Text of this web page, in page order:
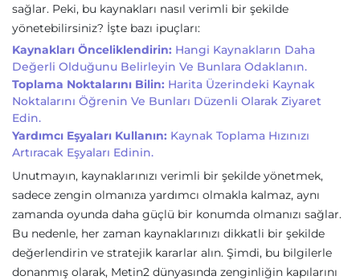
sağlar. Peki, bu kaynakları nasıl verimli bir şekilde
yönetebilirsiniz? İşte bazı ipuçları:
Kaynakları Önceliklendirin: Hangi Kaynakların Daha
Değerli Olduğunu Belirleyin Ve Bunlara Odaklanın.
Toplama Noktalarını Bilin: Harita Üzerindeki Kaynak
Noktalarını Öğrenin Ve Bunları Düzenli Olarak Ziyaret
Edin.
Yardımcı Eşyaları Kullanın: Kaynak Toplama Hızınızı
Artıracak Eşyaları Edinin.
Unutmayın, kaynaklarınızı verimli bir şekilde yönetmek,
sadece zengin olmanıza yardımcı olmakla kalmaz, aynı
zamanda oyunda daha güçlü bir konumda olmanızı sağlar.
Bu nedenle, her zaman kaynaklarınızı dikkatli bir şekilde
değerlendirin ve stratejik kararlar alın. Şimdi, bu bilgilerle
donanmış olarak, Metin2 dünyasında zenginliğin kapılarını